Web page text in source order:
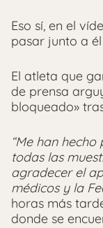
Eso sí, en el
pasar junto a
El atleta que
de prensa
bloqueado»
“Me han
todas las
agradecer el
médicos y la
horas más
donde se